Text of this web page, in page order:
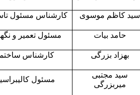
سید کاظم موسوی کارشناس مسئول
حامد بیات مسئول تعمیر و
بهزاد بزرگی کارشناس
سید مجتبی
میربزرگی
مسئول